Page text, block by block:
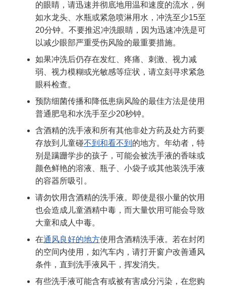
的眼睛，请迅速并彻底地用温和速度的流水，例
如水龙头、水瓶或紧急喷淋用水，冲洗至少15至
20分钟。不要推迟冲洗眼睛，因为迅速冲洗是可
以减少眼部严重受伤风险的最重要措施。
如果冲洗后仍存在发红、疼痛、刺激、视力减
弱、视力模糊或光敏感等症状，请立刻寻求紧急
眼科检查。
预防细菌传播和降低患病风险的最佳方法是使用
普通肥皂和水洗手至少20秒钟。
含酒精的洗手液和所有其他非处方药及处方药要
存放到儿童碰不到和看不到 的地方。年幼者，特
别是蹒跚学步的孩子，可能会被洗手液的香味或
颜色鲜艳的溶液、瓶子、小袋子或其他装洗手液
的容器所吸引。
请勿饮用含酒精的洗手液。即使是很小量的饮用
也会造成儿童酒精中毒，而大量饮用可能会导致
大童和成人中毒。
在通风良好的地方使用含酒精洗手液。若在封闭
的空间内使用，如汽车内，请打开窗户改善通风
条件，直到洗手液风干，挥发消失。
有些洗手液可能含有或被有害成分污染，在您购